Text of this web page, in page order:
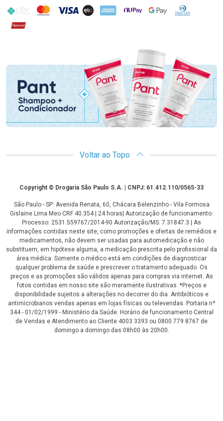
PIX MasterCard
VISA ELO AMEX NuPay Google PayDiners Club
Hipercard
Promoção em Destaque
Voltar ao Topo
CopyrightCopyright © Drogaria São Paulo S.A. | CNPJ: 61.412.110/0565-33
São Paulo - SP: Avenida Renata, 60, Chácara Belenzinho - Vila Formosa
Gislaine Lima Meo CRF 40.354 | 24 horas| Autorização de funcionamento:
Processo: 2531.559767/2014-90 Autorização/MS: 7.31847.3 | As
informações contidas neste site, como promoções e ofertas de remédios e
medicamentos, não devem ser usadas para automedicação e não
substituem, em hipótese alguma, a medicação prescrita pelo profissional da
área médica. Somente o médico está em condições de diagnosticar
qualquer problema de saúde e prescrever o tratamento adequado. Os
preços e as promoções são válidos apenas para compras via internet. As
fotos contidas em nosso site são meramente ilustrativas. *Preços e
disponibilidade sujeitos a alterações no decorrer do dia. Antibióticos e
antimicrobianos vendas apenas em lojas físicas ou televendas. Portaria nº
344 - 01/02/1999 - Ministério da Saúde. Horário de funcionamento Central
de Vendas e Atendimento ao Cliente 4003 3393 ou 0800 779 8767 de
domingo a domingo das 08h00 às 20h00.